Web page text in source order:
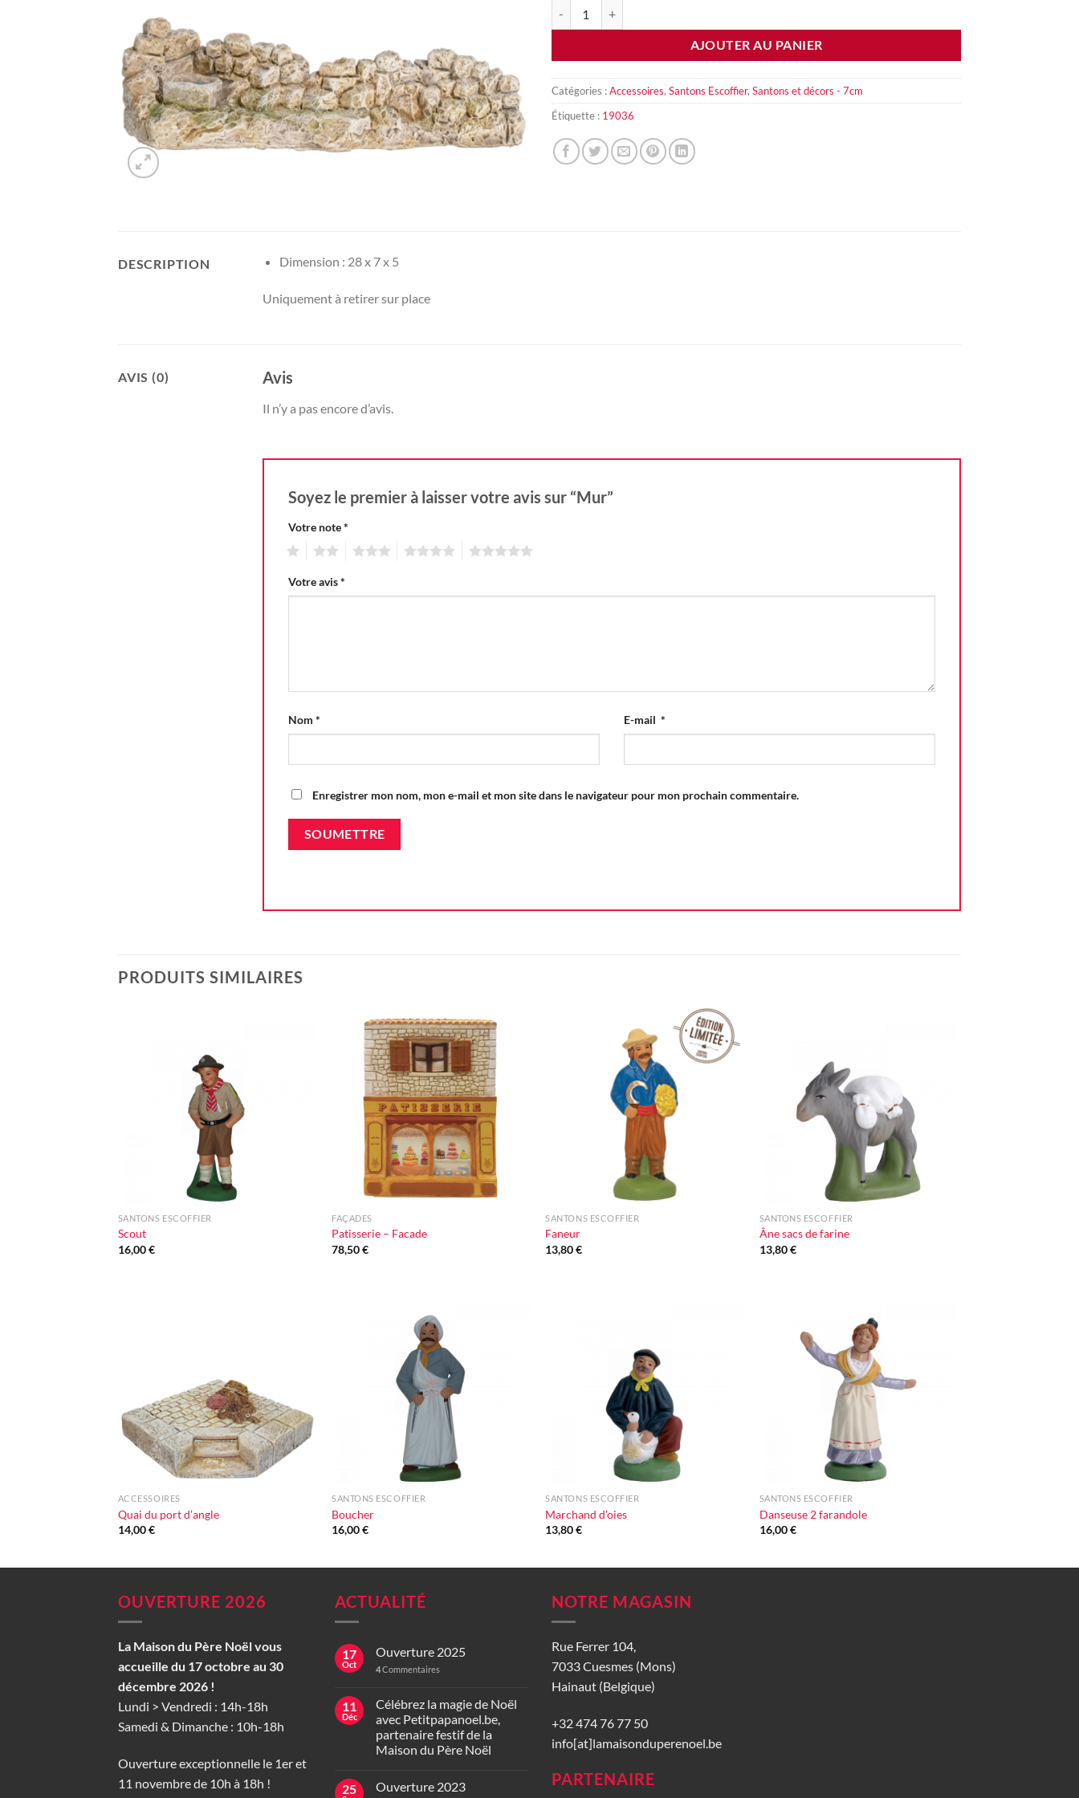
AJOUTER AU PANIER
Catégories :Accessoires, Santons Escoffier, Santons et décors - 7cm
Étiquette : 19036
DESCRIPTION Dimension : 28 x 7 x 5
Uniquement à retirer sur place
AVIS (0) Avis
Il n’y a pas encore d’avis.
Soyez le premier à laisser votre avis sur “Mur”
Votre note*
Votre avis*
Nom * E-mail *
Enregistrer mon nom, mon e-mail et mon site dans le navigateur pour mon prochain commentaire.
PRODUITS SIMILAIRES
SANTONS ESCOFFIER
Scout
16,00€
Ajouter
à la liste
d'envie
FAÇADES
Patisserie – Facade
78,50€
Ajouter
à la liste
SANTONS ESCOFFIER
Faneur
13,80€
SANTONS ESCOFFIER
Âne sacs de farine
13,80€
ACCESSOIRES
Quai du port d’angle
14,00€
SANTONS ESCOFFIER
Boucher
16,00€
SANTONS ESCOFFIER
Marchand d’oies
13,80€
SANTONS ESCOFFIER
Danseuse 2 farandole
16,00€
OUVERTURE 2026
La Maison du Père Noël vous
accueille du 17 octobre au 30
décembre 2026 !
Lundi > Vendredi : 14h-18h
Samedi & Dimanche : 10h-18h
Ouverture exceptionnelle le 1er et
11 novembre de 10h à 18h !
ACTUALITÉ
17
Oct
Ouverture 2025
4Commentaires
11
Déc
Célébrez la magie de Noël
avec Petitpapanoel.be,
partenaire festif de la
Maison du Père Noël
25 Ouverture 2023
NOTRE MAGASIN
Rue Ferrer 104,
7033 Cuesmes (Mons)
Hainaut (Belgique)
+32 474 76 77 50
info[at]lamaisonduperenoel.be
PARTENAIRE